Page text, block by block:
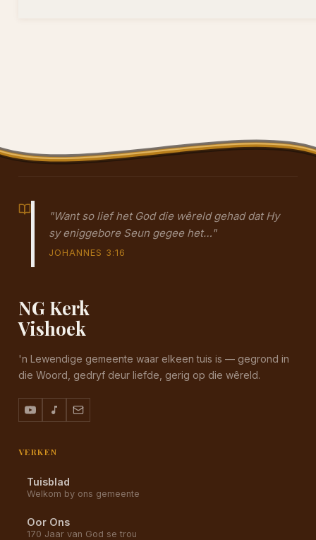
"Want so lief het God die wêreld gehad dat Hy
sy eniggebore Seun gegee het…"
JOHANNES 3:16
NG Kerk
Vishoek
'n Lewendige gemeente waar elkeen tuis is — gegrond in
die Woord, gedryf deur liefde, gerig op die wêreld.
VERKEN
Tuisblad
Welkom by ons gemeente
Oor Ons
170 Jaar van God se trou